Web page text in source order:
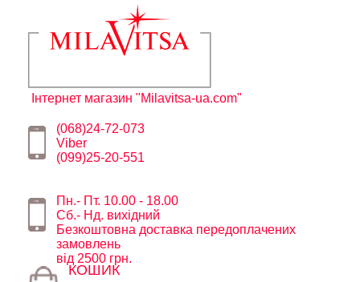
Інтернет магазин "Milavitsa-ua.com"
(068)24-72-073
Viber
(099)25-20-551
Пн.- Пт. 10.00 - 18.00
Сб.- Нд. вихідний
Безкоштовна доставка передоплачених
замовлень
від 2500 грн.
КОШИК